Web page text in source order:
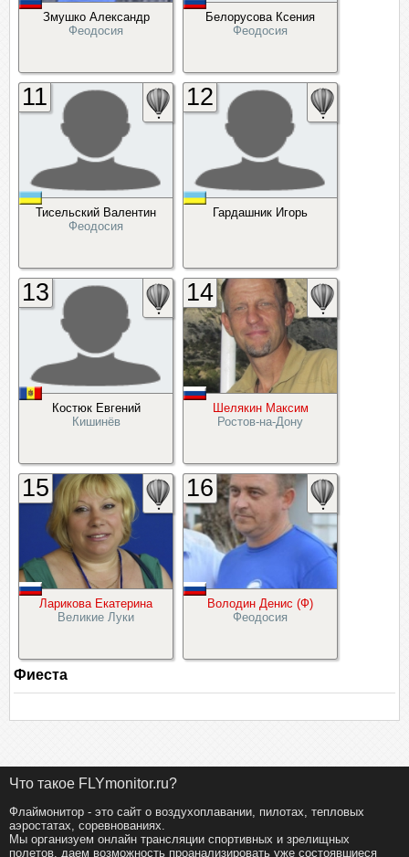
Змушко Александр
Феодосия
Белорусова Ксения
Феодосия
Тисельский Валентин
Феодосия
11
Гардашник Игорь
12
Костюк Евгений
Кишинёв
13
Шелякин Максим
Ростов-на-Дону
14
Ларикова Екатерина
Великие Луки
15
Володин Денис (Ф)
Феодосия
16
Фиеста
Что такое FLYmonitor.ru?
Флаймонитор - это сайт о воздухоплавании, пилотах, тепловых
аэростатах, соревнованиях.
Мы организуем онлайн трансляции спортивных и зрелищных
полетов, даем возможность проанализировать уже состоявшиеся